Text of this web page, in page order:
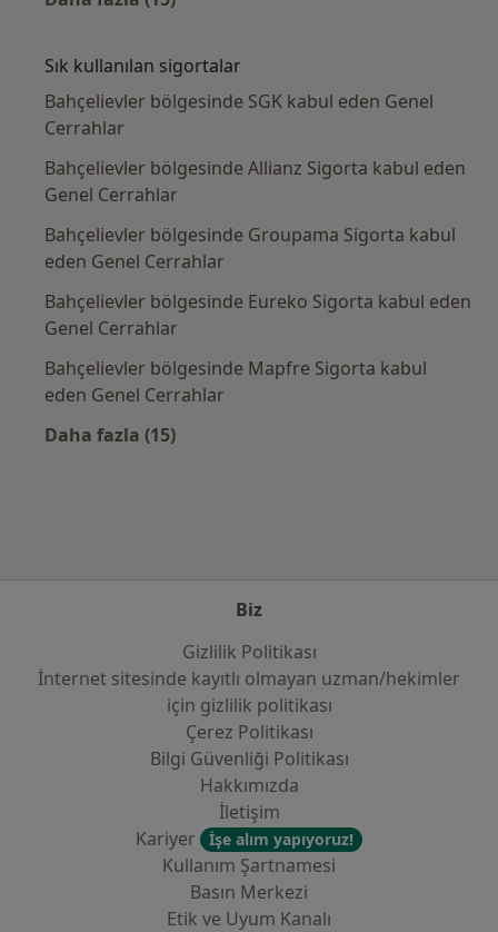
Sık kullanılan sigortalar
Bahçelievler bölgesinde SGK kabul eden Genel
Cerrahlar
Bahçelievler bölgesinde Allianz Sigorta kabul eden
Genel Cerrahlar
Bahçelievler bölgesinde Groupama Sigorta kabul
eden Genel Cerrahlar
Bahçelievler bölgesinde Eureko Sigorta kabul eden
Genel Cerrahlar
Bahçelievler bölgesinde Mapfre Sigorta kabul
eden Genel Cerrahlar
Daha fazla (15)
Biz
Gizlilik Politikası
İnternet sitesinde kayıtlı olmayan uzman/hekimler
i̇çin gizlilik politikası
Çerez Politikası
Bilgi Güvenliği Politikası
Hakkımızda
İletişim
Kariyer
İşe alım yapıyoruz!
Kullanım Şartnamesi
Basın Merkezi
Etik ve Uyum Kanalı